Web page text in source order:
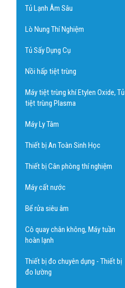
Tủ Lạnh Âm Sâu
Lò Nung Thí Nghiệm
Tủ Sấy Dụng Cụ
Nồi hấp tiệt trùng
Máy tiệt trùng khí Etylen Oxide, Tủ
tiệt trùng Plasma
Máy Ly Tâm
Thiết bị An Toàn Sinh Học
Thiết bị Cân phòng thí nghiệm
Máy cất nước
Bể rửa siêu âm
Cô quay chân không, Máy tuần
hoàn lạnh
Thiết bị đo chuyên dụng - Thiết bị
đo lường